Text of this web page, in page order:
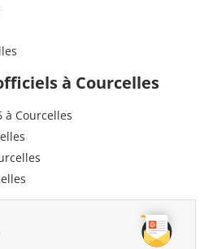
à Courcelles
à Courcelles